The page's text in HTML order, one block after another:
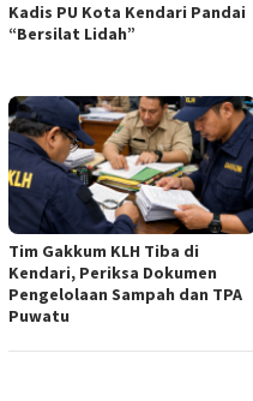
Kadis PU Kota Kendari Pandai
“Bersilat Lidah”
Tim Gakkum KLH Tiba di
Kendari, Periksa Dokumen
Pengelolaan Sampah dan TPA
Puwatu